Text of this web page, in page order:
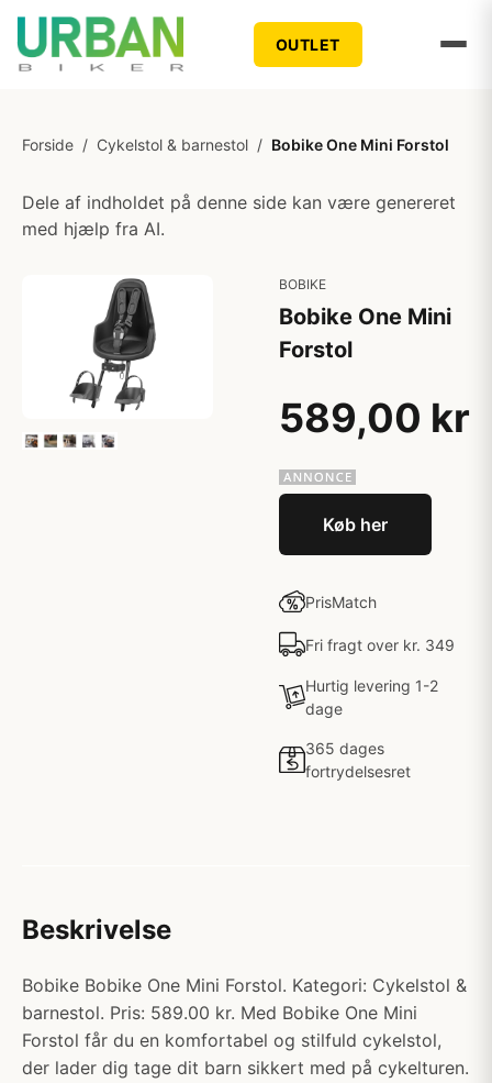
OUTLET
Forside / Cykelstol & barnestol / Bobike One Mini Forstol
Dele af indholdet på denne side kan være genereret
med hjælp fra AI.
BOBIKE
Bobike One Mini
Forstol
589,00 kr
Køb her
PrisMatch
Fri fragt over kr. 349
Hurtig levering 1-2
dage
365 dages
fortrydelsesret
Beskrivelse
Bobike Bobike One Mini Forstol. Kategori: Cykelstol &
barnestol. Pris: 589.00 kr. Med Bobike One Mini
Forstol får du en komfortabel og stilfuld cykelstol,
der lader dig tage dit barn sikkert med på cykelturen.